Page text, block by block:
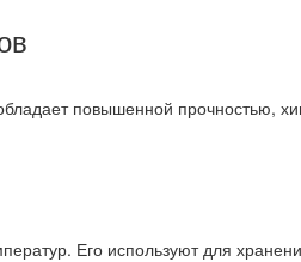
повышенной прочностью,
Его используют для